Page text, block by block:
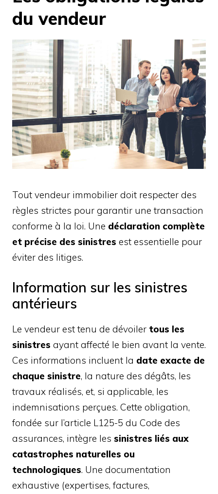
du vendeur
Tout vendeur immobilier doit respecter des
règles strictes pour garantir une transaction
conforme à la loi. Une déclaration complète
et précise des sinistres est essentielle pour
éviter des litiges.
Information sur les sinistres
antérieurs
Le vendeur est tenu de dévoiler tous les
sinistres ayant affecté le bien avant la vente.
Ces informations incluent la date exacte de
chaque sinistre, la nature des dégâts, les
travaux réalisés, et, si applicable, les
indemnisations perçues. Cette obligation,
fondée sur l’article L125-5 du Code des
assurances, intègre les sinistres liés aux
catastrophes naturelles ou
technologiques. Une documentation
exhaustive (expertises, factures,